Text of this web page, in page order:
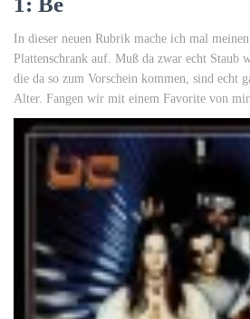
In dieser neuen Rubrik mache ich mal
Plattenschrank auf. Muß da zwar echt Staub
die da so zum Vorschein kommen, sind echt
Alter. Fangen wir mit einem Favorite von